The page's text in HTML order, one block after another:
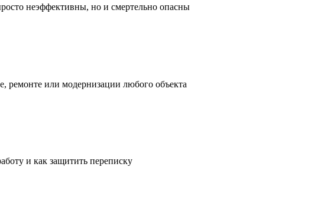
неэффективны, но и смертельно опасны
ремонте или модернизации любого объекта
и как защитить переписку